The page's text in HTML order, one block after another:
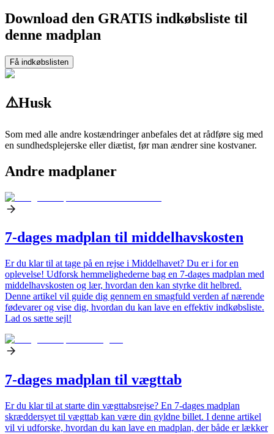
Download den GRATIS indkøbsliste til
denne madplan
Få indkøbslisten
⚠️Husk
Som med alle andre kostændringer anbefales det at rådføre sig med
en sundhedsplejerske eller diætist, før man ændrer sine kostvaner.
Andre madplaner
7-dages madplan til middelhavskosten
Er du klar til at tage på en rejse i Middelhavet? Du er i for en
oplevelse! Udforsk hemmelighederne bag en 7-dages madplan med
middelhavskosten og lær, hvordan den kan styrke dit helbred.
Denne artikel vil guide dig gennem en smagfuld verden af nærende
fødevarer og vise dig, hvordan du kan lave en effektiv indkøbsliste.
Lad os sætte sejl!
7-dages madplan til vægttab
Er du klar til at starte din vægttabsrejse? En 7-dages madplan
skræddersyet til vægttab kan være din gyldne billet. I denne artikel
vil vi udforske, hvordan du kan lave en madplan, der både er lækker